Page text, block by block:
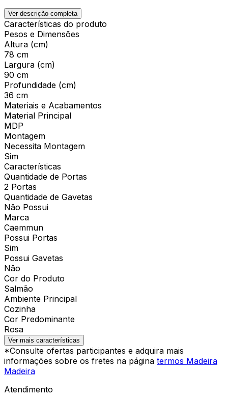
Ver descrição completa
Características do produto
Pesos e Dimensões
Altura (cm)
78 cm
Largura (cm)
90 cm
Profundidade (cm)
36 cm
Materiais e Acabamentos
Material Principal
MDP
Montagem
Necessita Montagem
Sim
Características
Quantidade de Portas
2 Portas
Quantidade de Gavetas
Não Possui
Marca
Caemmun
Possui Portas
Sim
Possui Gavetas
Não
Cor do Produto
Salmão
Ambiente Principal
Cozinha
Cor Predominante
Rosa
Ver mais características
*Consulte ofertas participantes e adquira mais
informações sobre os fretes na página termos Madeira
Madeira
Atendimento